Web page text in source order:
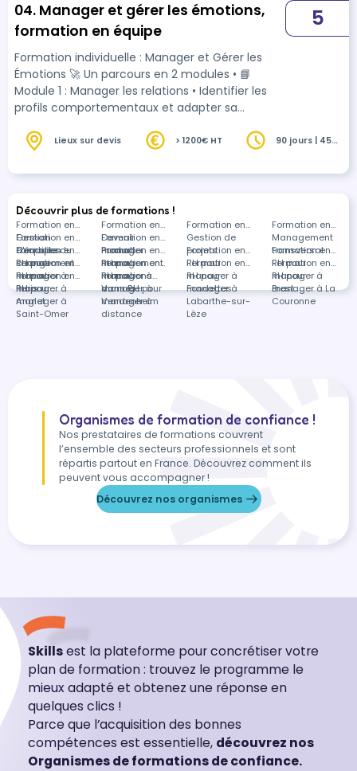
04. Manager et gérer les émotions,
formation en équipe
Formation individuelle : Manager et Gérer les
Émotions 🚀 Un parcours en 2 modules • 📘
Module 1 : Manager les relations • Identifier les
profils comportementaux et adapter sa
sa flexibilité relationnelle • Gérer efficacement
émotions avec le programme RALEENTIR© •
ENTrainement, Imagerie, Réussir • Gestion du
stress, confiance, visualisation, fixation d’o…
5
Lieux sur devis > 1200€ HT
90 jours | 45
Découvrir plus de formations !
Formation en
Gestion
d'équipes
Formation en
Devenir
manager
Formation en
Gestion de
projets
Formation en
Management
transversal
Formation en
Conduite du
changement
Formation en
Product
management
Formation en
RH pour
manager à
Paris
Formation en
RH pour
manager à
Vannes
Formation en
RH pour
manager à
Fondettes
Formation en
RH pour
manager à
Brest
Formation en
RH pour
manager à
Anglet
Formation en
RH pour
manager à
Vendenheim
Formation en
RH pour
manager à
Labarthe-sur-
Lèze
Formation en
RH pour
manager à La
Couronne
Formation en
RH pour
manager à
Saint-Omer
Formations
dans RH pour
manager à
distance
Organismes de formation de confiance !
Nos prestataires de formations couvrent
l’ensemble des secteurs professionnels et sont
répartis partout en France. Découvrez comment ils
peuvent vous accompagner !
Découvrez nos organismes
Skillsest la plateforme pour concrétiser votre
plan de formation : trouvez le programme le
mieux adapté et obtenez une réponse en
quelques clics !
Parce que l’acquisition des bonnes
compétences est essentielle, découvrez nos
Organismes de formations de confiance.